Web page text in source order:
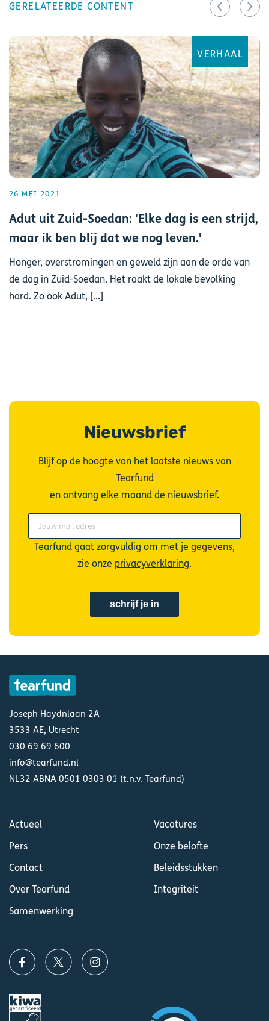
GERELATEERDE CONTENT
VERHAAL
26 MEI 2021
Adut uit Zuid-Soedan: 'Elke dag is een strijd,
maar ik ben blij dat we nog leven.'
Honger, overstromingen en geweld zijn aan de orde van
de dag in Zuid-Soedan. Het raakt de lokale bevolking
hard. Zo ook Adut, [...]
Nieuwsbrief
Blijf op de hoogte van het laatste nieuws van
Tearfund
en ontvang elke maand de nieuwsbrief.
Tearfund gaat zorgvuldig om met je gegevens,
zie onze privacyverklaring.
Joseph Haydnlaan 2A
3533 AE, Utrecht
030 69 69 600
info@tearfund.nl
NL32 ABNA 0501 0303 01 (t.n.v. Tearfund)
Actueel
Pers
Contact
Over Tearfund
Samenwerking
Vacatures
Onze belofte
Beleidsstukken
Integriteit